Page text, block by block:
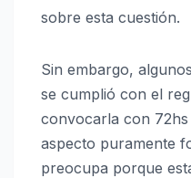
sobre esta cuestión.
Sin embargo,
se cumplió con el
convocarla con
aspecto puramente
preocupa porque